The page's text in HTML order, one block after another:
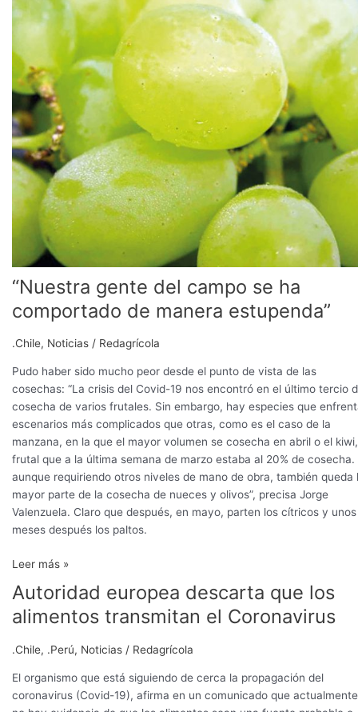
“Nuestra gente del campo se ha
comportado de manera estupenda”
.Chile, Noticias / Redagrícola
Pudo haber sido mucho peor desde el punto de vista de las
cosechas: “La crisis del Covid-19 nos encontró en el último tercio
cosecha de varios frutales. Sin embargo, hay especies que
escenarios más complicados que otras, como es el caso de la
manzana, en la que el mayor volumen se cosecha en abril o el kiwi,
frutal que a la última semana de marzo estaba al 20% de cosecha.
aunque requiriendo otros niveles de mano de obra, también queda
mayor parte de la cosecha de nueces y olivos”, precisa Jorge
Valenzuela. Claro que después, en mayo, parten los cítricos y unos
meses después los paltos.
“Nuestra
gente
campo
se
ha
comportado
de
manera
estupenda”
Leer más »
Autoridad europea descarta que los
alimentos transmitan el Coronavirus
.Chile, .Perú, Noticias / Redagrícola
El organismo que está siguiendo de cerca la propagación del
coronavirus (Covid-19), afirma en un comunicado que actualmente
Autoridad
europea
descarta
alimentos
transmitan